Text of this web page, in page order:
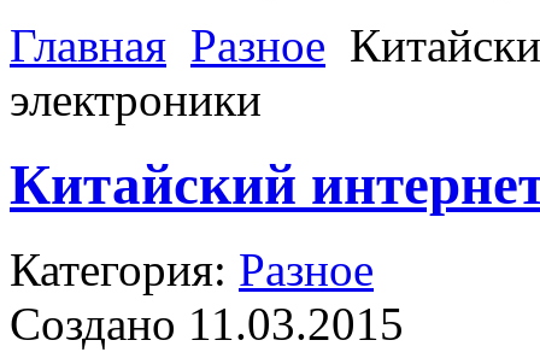
Главная Разное
электроники
Китайский
Категория: Разное
Создано 11.03.2015